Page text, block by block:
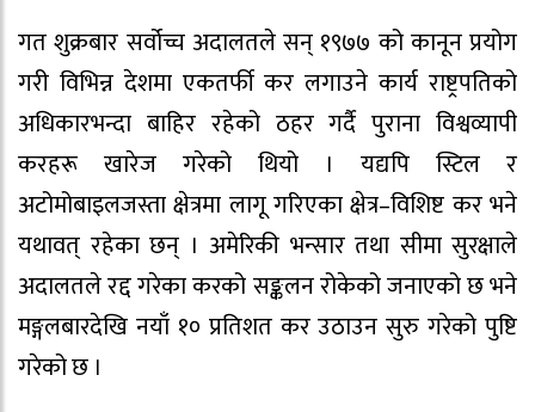
गत शुक्रबार सर्वोच्च अदालतले सन् १९७७ को कानून प्रयोग
गरी विभिन्न देशमा एकतर्फी कर लगाउने कार्य राष्ट्रपतिको
अधिकारभन्दा बाहिर रहेको ठहर गर्दै पुराना विश्वव्यापी
करहरू खारेज गरेको थियो । यद्यपि स्टिल र
अटोमोबाइलजस्ता क्षेत्रमा लागू गरिएका क्षेत्र–विशिष्ट कर भने
यथावत् रहेका छन् । अमेरिकी भन्सार तथा सीमा सुरक्षाले
अदालतले रद्द गरेका करको सङ्कलन रोकेको जनाएको छ भने
मङ्गलबारदेखि नयाँ १० प्रतिशत कर उठाउन सुरु गरेको पुष्टि
गरेको छ ।